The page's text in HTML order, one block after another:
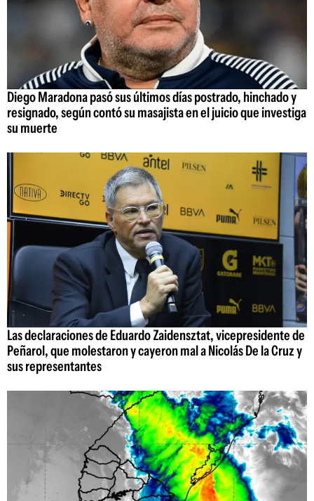
Diego Maradona pasó sus últimos días postrado, hinchado y
resignado, según contó su masajista en el juicio que investiga
su muerte
Las declaraciones de Eduardo Zaidensztat, vicepresidente de
Peñarol, que molestaron y cayeron mal a Nicolás De la Cruz y
sus representantes